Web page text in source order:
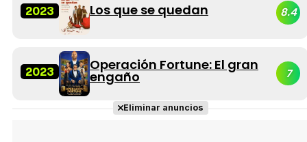
2023 Los que se quedan 8.4
2023 Operación Fortune: El gran
engaño 7
Eliminar anuncios